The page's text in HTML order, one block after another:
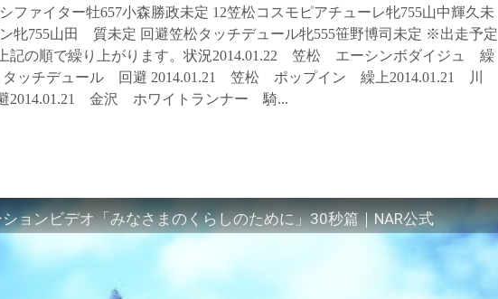
ファイター牡657小森勝政未定 12笠松コスモピアチューレ牝755山中輝久未
牝755山田 質未定 回避笠松タッチデュール牝555笹野博司未定 ※出走予定
記の順で繰り上がります。状況2014.01.22 笠松 エーシンボダイジュ 繰
ッチデュール 回避 2014.01.21 笠松 ポップイン 繰上2014.01.21 川
金沢 ホワイトランナー 騎...
ョンビデオ「みなさまのくらしのために」30秒篇｜NAR公式